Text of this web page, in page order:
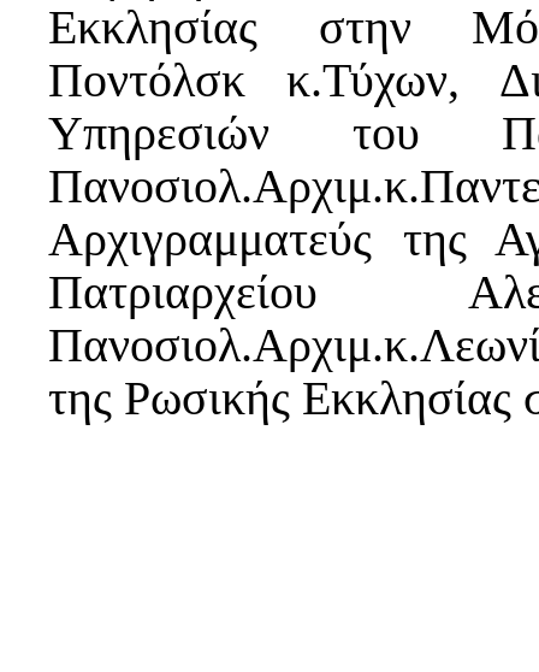
Εκκλησίας στην
Ποντόλσκ κ.Τύχων,
Υπηρεσιών του
Αρχιγραμματεύς της
Πατριαρχείου
της Ρωσικής Εκκλησίας